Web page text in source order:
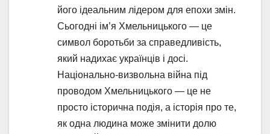
його ідеальним лідером для епохи змін.
Сьогодні ім’я Хмельницького — це
символ боротьби за справедливість,
який надихає українців і досі.
Національно-визвольна війна під
проводом Хмельницького — це не
просто історична подія, а історія про те,
як одна людина може змінити долю